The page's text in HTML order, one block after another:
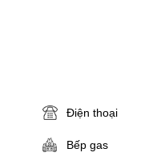
Điện thoại
Bếp gas